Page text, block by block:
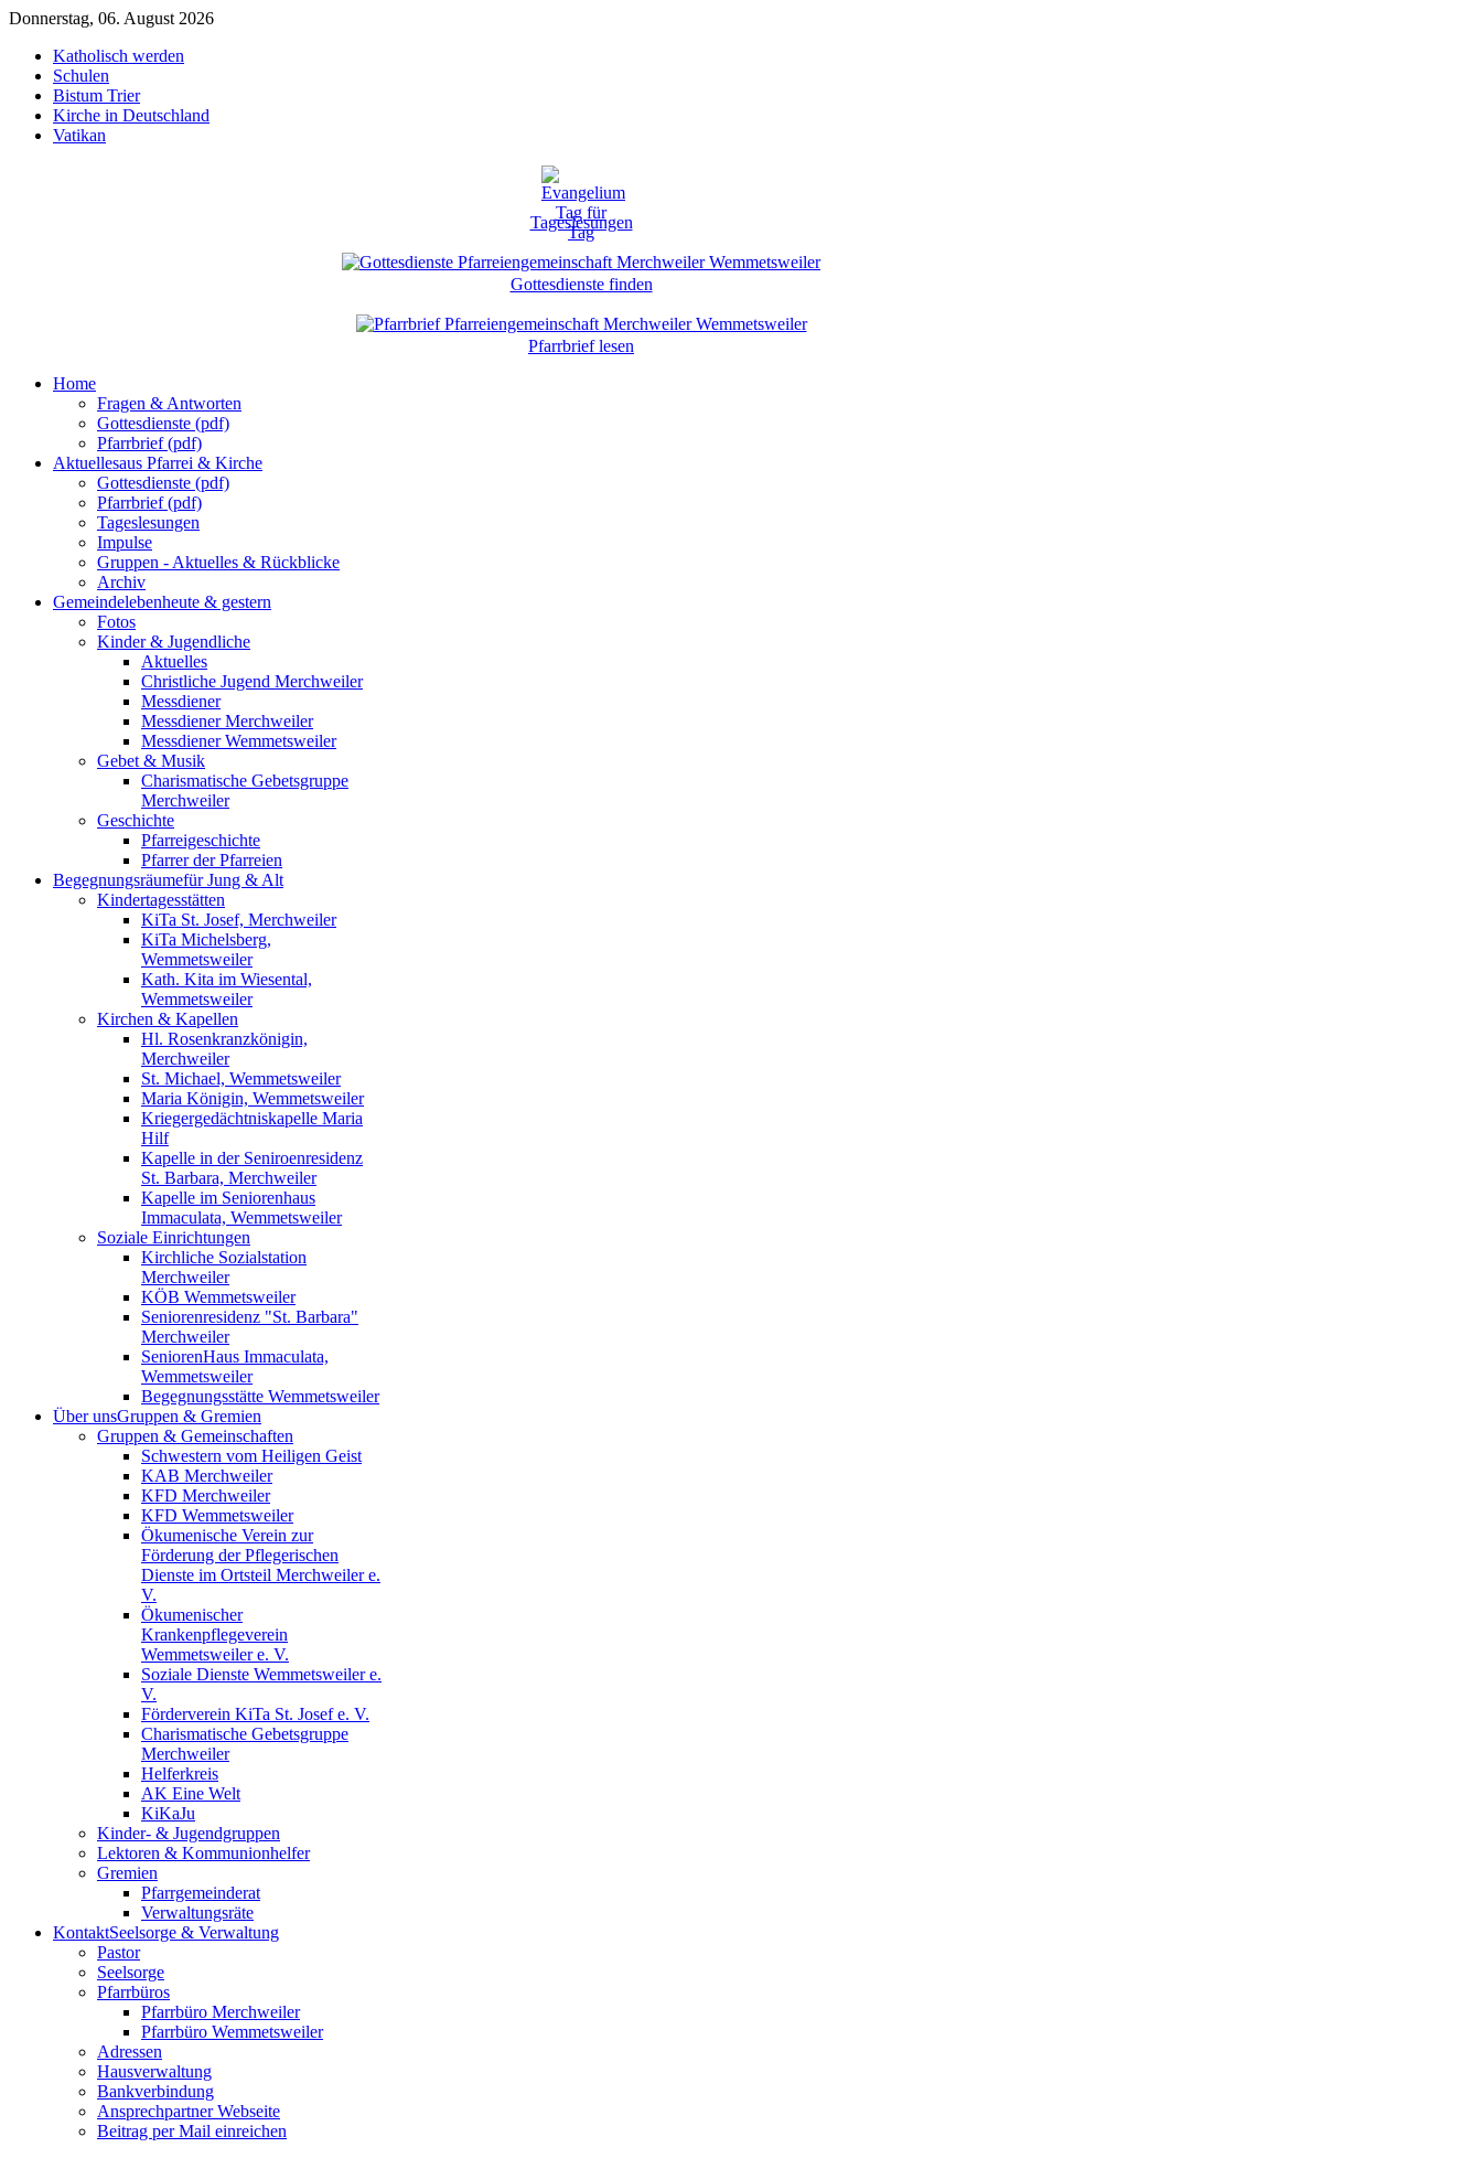
Donnerstag, 06. August 2026
Katholisch werden
Schulen
Bistum Trier
Kirche in Deutschland
Vatikan
Tageslesungen
Gottesdienste finden
Pfarrbrief lesen
Home
Fragen & Antworten
Gottesdienste (pdf)
Pfarrbrief (pdf)
Aktuellesaus Pfarrei & Kirche
Gottesdienste (pdf)
Pfarrbrief (pdf)
Tageslesungen
Impulse
Gruppen - Aktuelles & Rückblicke
Archiv
Gemeindelebenheute & gestern
Fotos
Kinder & Jugendliche
Aktuelles
Christliche Jugend Merchweiler
Messdiener
Messdiener Merchweiler
Messdiener Wemmetsweiler
Gebet & Musik
Charismatische Gebetsgruppe
Merchweiler
Geschichte
Pfarreigeschichte
Pfarrer der Pfarreien
Begegnungsräumefür Jung & Alt
Kindertagesstätten
KiTa St. Josef, Merchweiler
KiTa Michelsberg,
Wemmetsweiler
Kath. Kita im Wiesental,
Wemmetsweiler
Kirchen & Kapellen
Hl. Rosenkranzkönigin,
Merchweiler
St. Michael, Wemmetsweiler
Maria Königin, Wemmetsweiler
Kriegergedächtniskapelle Maria
Hilf
Kapelle in der Seniroenresidenz
St. Barbara, Merchweiler
Kapelle im Seniorenhaus
Immaculata, Wemmetsweiler
Soziale Einrichtungen
Kirchliche Sozialstation
Merchweiler
KÖB Wemmetsweiler
Seniorenresidenz "St. Barbara"
Merchweiler
SeniorenHaus Immaculata,
Wemmetsweiler
Begegnungsstätte Wemmetsweiler
Über unsGruppen & Gremien
Gruppen & Gemeinschaften
Schwestern vom Heiligen Geist
KAB Merchweiler
KFD Merchweiler
KFD Wemmetsweiler
Ökumenische Verein zur
Förderung der Pflegerischen
Dienste im Ortsteil Merchweiler e.
V.
Ökumenischer
Krankenpflegeverein
Wemmetsweiler e. V.
Soziale Dienste Wemmetsweiler e.
V.
Förderverein KiTa St. Josef e. V.
Charismatische Gebetsgruppe
Merchweiler
Helferkreis
AK Eine Welt
KiKaJu
Kinder- & Jugendgruppen
Lektoren & Kommunionhelfer
Gremien
Pfarrgemeinderat
Verwaltungsräte
KontaktSeelsorge & Verwaltung
Pastor
Seelsorge
Pfarrbüros
Pfarrbüro Merchweiler
Pfarrbüro Wemmetsweiler
Adressen
Hausverwaltung
Bankverbindung
Ansprechpartner Webseite
Beitrag per Mail einreichen